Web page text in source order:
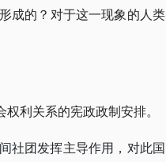
成的？对于这一现象的人类
利关系的宪政政制安排。
社团发挥主导作用，对此国